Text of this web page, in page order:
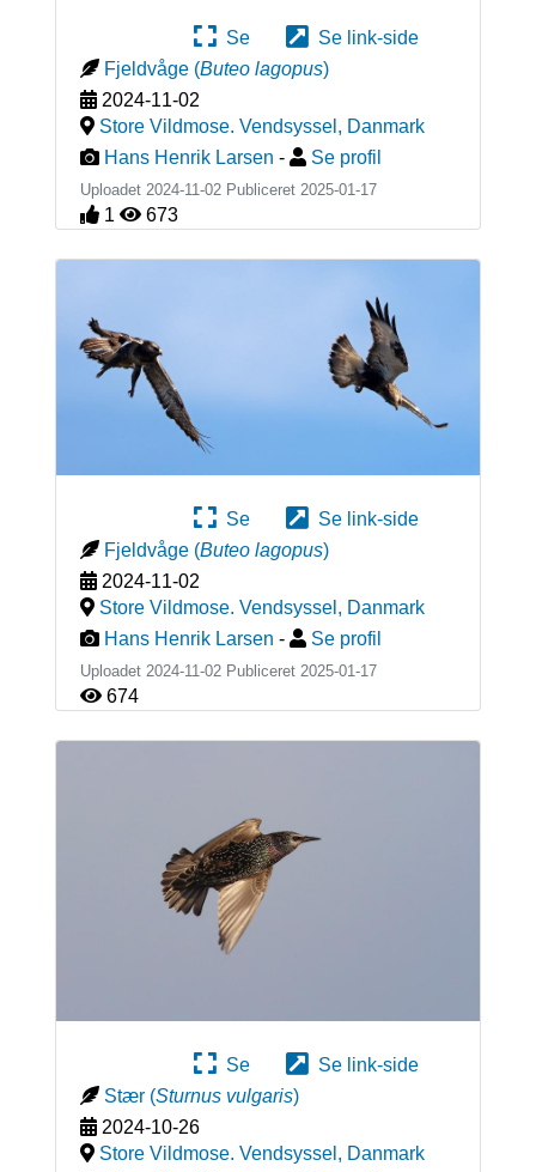
Se
Se link-side
Fjeldvåge (Buteo lagopus)
2024-11-02
Store Vildmose. Vendsyssel , Danmark
Hans Henrik Larsen - Se profil
Uploadet 2024-11-02 Publiceret 2025-01-17
1 673
Se
Se link-side
Fjeldvåge (Buteo lagopus)
2024-11-02
Store Vildmose. Vendsyssel , Danmark
Hans Henrik Larsen - Se profil
Uploadet 2024-11-02 Publiceret 2025-01-17
674
Se
Se link-side
Stær (Sturnus vulgaris)
2024-10-26
Store Vildmose. Vendsyssel , Danmark